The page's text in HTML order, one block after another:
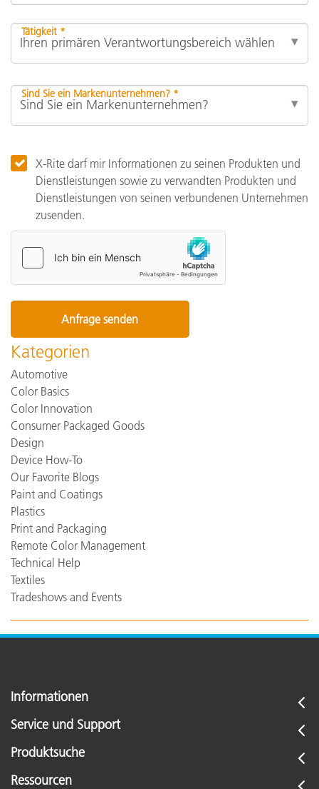
Tätigkeit *
Sind Sie ein Markenunternehmen? *
X-Rite darf mir Informationen zu seinen Produkten und
Dienstleistungen sowie zu verwandten Produkten und
Dienstleistungen von seinen verbundenen Unternehmen
zusenden.
Kategorien
Automotive
Color Basics
Color Innovation
Consumer Packaged Goods
Design
Device How-To
Our Favorite Blogs
Paint and Coatings
Plastics
Print and Packaging
Remote Color Management
Technical Help
Textiles
Tradeshows and Events
Informationen
Service und Support
Produktsuche
Ressourcen